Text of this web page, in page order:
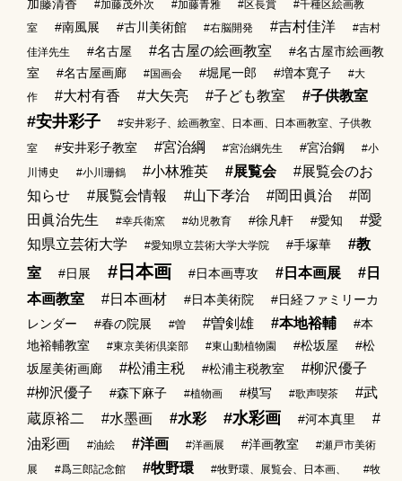
加藤清香
#加藤茂外次 #加藤青雅 #区長賞
#千種区絵画教
室
#南風展 #古川美術館 #右脳開発 #吉村佳洋
#吉村
佳洋先生
#名古屋 #名古屋の絵画教室
#名古屋市絵画教
室
#名古屋画廊 #国画会 #堀尾一郎 #増本寛子
#大
作
#大村有香 #大矢亮 #子ども教室 #子供教室
#安井彩子
#安井彩子、絵画教室、日本画、日本画教室、子供教
室
#安井彩子教室 #宮治綱 #宮治綱先生 #宮治鋼
#小
川博史
#小川珊鶴 #小林雅英 #展覧会
#展覧会のお
知らせ
#展覧会情報 #山下孝治 #岡田眞治
#岡
田眞治先生
#幸兵衛窯 #幼児教育 #徐凡軒 #愛知
#愛
知県立芸術大学
#愛知県立芸術大学大学院 #手塚華
#教
室
#日展 #日本画 #日本画専攻 #日本画展
#日
本画教室
#日本画材 #日本美術院
#日経ファミリーカ
レンダー
#春の院展 #曽 #曽剣雄 #本地裕輔
#本
地裕輔教室
#東京美術倶楽部 #東山動植物園 #松坂屋
#松
坂屋美術画廊
#松浦主税 #松浦主税教室
#柳沢優子
#栁沢優子
#森下麻子 #植物画 #模写 #歌声喫茶
#武
蔵原裕二
#水墨画 #水彩 #水彩画 #河本真里
#
油彩画
#油絵 #洋画 #洋画展 #洋画教室
#瀬戸市美術
展
#爲三郎記念館 #牧野環 #牧野環、展覧会、日本画、
#牧